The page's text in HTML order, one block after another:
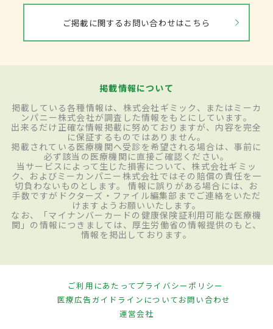
ご掲載に関するお問い合わせはこちら
掲載情報について
掲載している各種情報は、株式会社ギミック、またはミーカ
ンパニー株式会社が調査した情報をもとにしています。
出来るだけ正確な情報掲載に努めておりますが、内容を完全
に保証するものではありません。
掲載されている医療機関へ受診を希望される場合は、事前に
必ず該当の医療機関に直接ご確認ください。
当サービスによって生じた損害について、株式会社ギミッ
ク、およびミーカンパニー株式会社ではその賠償の責任を一
切負わないものとします。 情報に誤りがある場合には、お
手数ですがドクターズ・ファイル編集部までご連絡をいただ
けますようお願いいたします。
なお、「マイナンバーカードの健康保険証利用可能な医療機
関」の情報につきましては、厚生労働省の情報提供のもと、
情報を掲出しております。
ご利用にあたってプライバシーポリシー
医療広告ガイドラインについてお問い合わせ
運営会社